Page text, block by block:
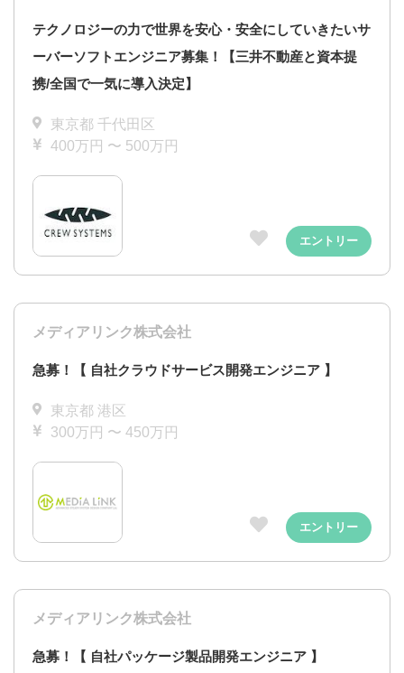
テクノロジーの力で世界を安心・安全にしていきたいサ
ーバーソフトエンジニア募集！【三井不動産と資本提
携/全国で一気に導入決定】
東京都 千代田区
400万円 〜 500万円
エントリー
メディアリンク株式会社
急募！【 自社クラウドサービス開発エンジニア 】
東京都 港区
300万円 〜 450万円
エントリー
メディアリンク株式会社
急募！【 自社パッケージ製品開発エンジニア 】